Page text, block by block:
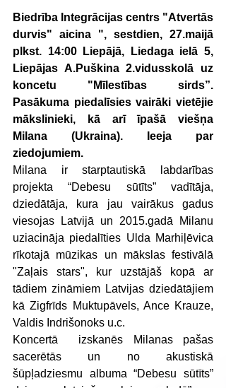
Biedrība Integrācijas centrs "Atvertās
durvis" aicina ", sestdien, 27.maijā
plkst. 14:00 Liepājā, Liedaga ielā 5,
Liepājas A.Puškina 2.vidusskolā uz
koncetu "Mīlestības sirds”.
Pasākuma piedalīsies vairāki vietējie
mākslinieki, kā arī īpašā viešņa
Milana (Ukraina). Ieeja par
ziedojumiem.
Milana ir starptautiskā labdarības
projekta “Debesu sūtīts” vadītāja,
dziedātāja, kura jau vairākus gadus
viesojas Latvijā un 2015.gadā Milanu
uziacināja piedalīties Ulda Marhiļēvica
rīkotajā mūzikas un mākslas festivālā
"Zaļais stars", kur uzstājāš kopā ar
tādiem zināmiem Latvijas dziedātājiem
kā Zigfrīds Muktupāvels, Ance Krauze,
Valdis Indrišonoks u.c.
Koncertā  izskanēs Milanas pašas
sacerētās un no akustiskā
šūpļadziesmu albuma “Debesu sūtīts”